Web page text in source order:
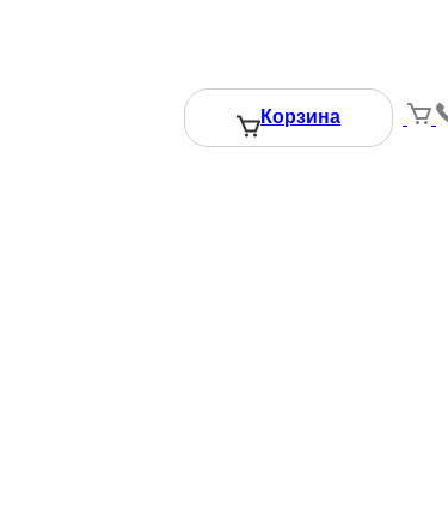
Корзина
после вызова рассчитает метраж, количество